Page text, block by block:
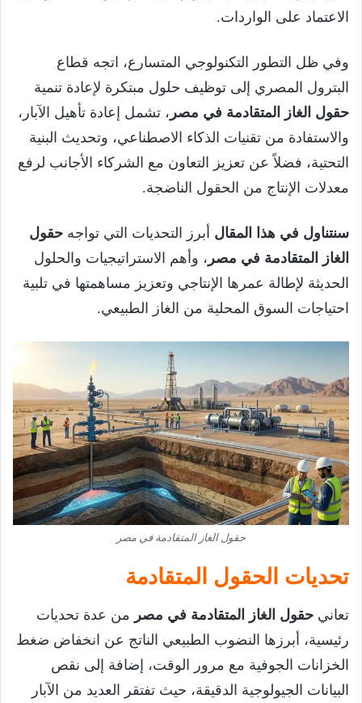
الاعتماد على الواردات.
وفي ظل التطور التكنولوجي المتسارع، اتجه قطاع
البترول المصري إلى توظيف حلول مبتكرة لإعادة تنمية
حقول الغاز المتقادمة في مصر ، تشمل إعادة تأهيل الآبار،
والاستفادة من تقنيات الذكاء الاصطناعي، وتحديث البنية
التحتية، فضلاً عن تعزيز التعاون مع الشركاء الأجانب لرفع
معدلات الإنتاج من الحقول الناضجة.
سنتناول في هذا المقال أبرز التحديات التي تواجه حقول
الغاز المتقادمة في مصر ، وأهم الاستراتيجيات والحلول
الحديثة لإطالة عمرها الإنتاجي وتعزيز مساهمتها في تلبية
احتياجات السوق المحلية من الغاز الطبيعي.
حقول الغاز المتقادمة في مصر
تحديات الحقول المتقادمة
تعاني حقول الغاز المتقادمة في مصر من عدة تحديات
رئيسية، أبرزها النضوب الطبيعي الناتج عن انخفاض ضغط
الخزانات الجوفية مع مرور الوقت، إضافة إلى نقص
البيانات الجيولوجية الدقيقة، حيث تفتقر العديد من الآبار